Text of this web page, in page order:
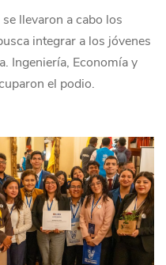
llevaron a cabo los
integrar a los jóvenes
Ingeniería, Economía y
el podio.